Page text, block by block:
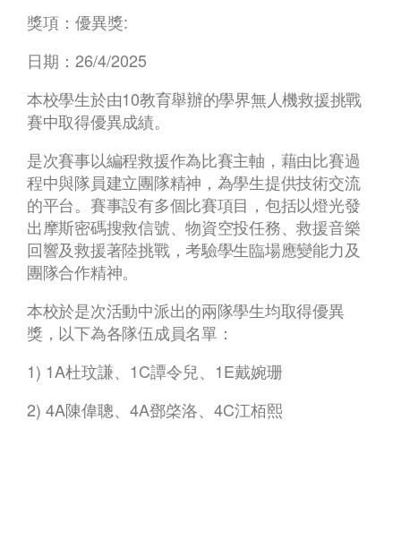
獎項：優異獎:
日期：26/4/2025
本校學生於由10教育舉辦的學界無人機救援挑戰
賽中取得優異成績。
是次賽事以編程救援作為比賽主軸，藉由比賽過
程中與隊員建立團隊精神，為學生提供技術交流
的平台。賽事設有多個比賽項目，包括以燈光發
出摩斯密碼搜救信號、物資空投任務、救援音樂
回響及救援著陸挑戰，考驗學生臨場應變能力及
團隊合作精神。
本校於是次活動中派出的兩隊學生均取得優異
獎，以下為各隊伍成員名單：
1) 1A杜玟謙、1C譚令兒、1E戴婉珊
2) 4A陳偉聰、4A鄧棨洛、4C江栢熙